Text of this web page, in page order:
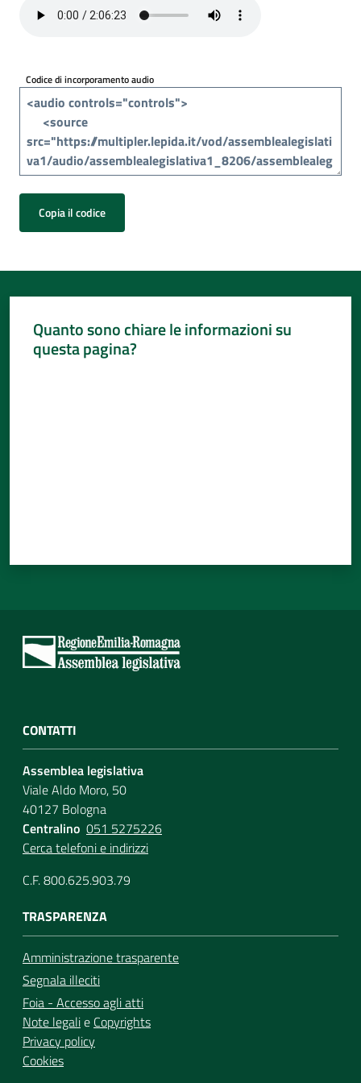
Per
cittadini
Codice di incorporamento audio
Copia il codice
Quanto sono chiare le informazioni su
questa pagina?
CONTATTI
Assemblea legislativa
Viale Aldo Moro, 50
40127 Bologna
Centralino 051 5275226
Cerca telefoni e indirizzi
C.F. 800.625.903.79
TRASPARENZA
Amministrazione trasparente
Segnala illeciti
Foia - Accesso agli atti
Note legalie Copyrights
Privacy policy
Cookies